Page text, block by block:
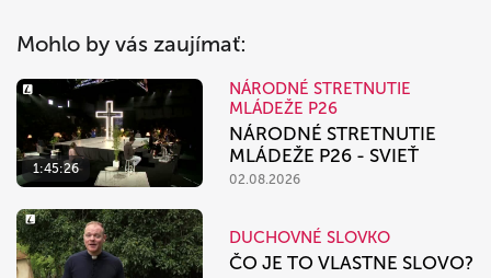
Mohlo by vás zaujímať:
1:45:26
NÁRODNÉ STRETNUTIE
MLÁDEŽE P26
NÁRODNÉ STRETNUTIE
MLÁDEŽE P26 - SVIEŤ
02.08.2026
DUCHOVNÉ SLOVKO
ČO JE TO VLASTNE SLOVO?